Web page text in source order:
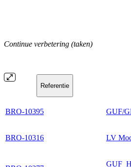
Continue verbetering (taken)
Referentie
BRO-10395 GUF/
BRO-10316 LV